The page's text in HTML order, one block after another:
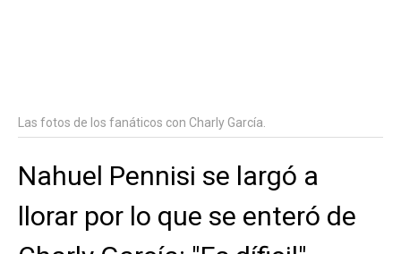
Las fotos de los fanáticos con Charly García.
Nahuel Pennisi se largó a
llorar por lo que se enteró de